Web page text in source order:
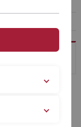
und
Ausschreibungen.
auch in Papierform